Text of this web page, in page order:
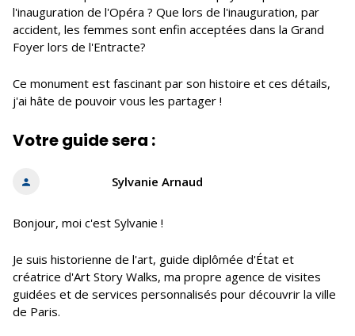
l'inauguration de l'Opéra ? Que lors de l'inauguration, par
accident, les femmes sont enfin acceptées dans la Grand
Foyer lors de l'Entracte?
Ce monument est fascinant par son histoire et ces détails,
j'ai hâte de pouvoir vous les partager !
Votre guide sera :
Sylvanie Arnaud
Bonjour, moi c'est Sylvanie !
Je suis historienne de l'art, guide diplômée d'État et
créatrice d'Art Story Walks, ma propre agence de visites
guidées et de services personnalisés pour découvrir la ville
de Paris.